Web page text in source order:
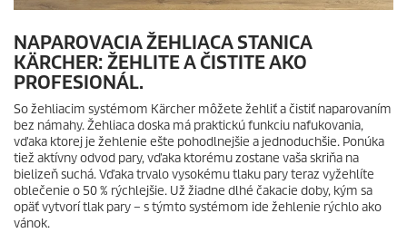
NAPAROVACIA ŽEHLIACA STANICA
KÄRCHER: ŽEHLITE A ČISTITE AKO
PROFESIONÁL.
So žehliacim systémom Kärcher môžete žehliť a čistiť naparovaním
bez námahy. Žehliaca doska má praktickú funkciu nafukovania,
vďaka ktorej je žehlenie ešte pohodlnejšie a jednoduchšie. Ponúka
tiež aktívny odvod pary, vďaka ktorému zostane vaša skriňa na
bielizeň suchá. Vďaka trvalo vysokému tlaku pary teraz vyžehlíte
oblečenie o 50 % rýchlejšie. Už žiadne dlhé čakacie doby, kým sa
opäť vytvorí tlak pary – s týmto systémom ide žehlenie rýchlo ako
vánok.